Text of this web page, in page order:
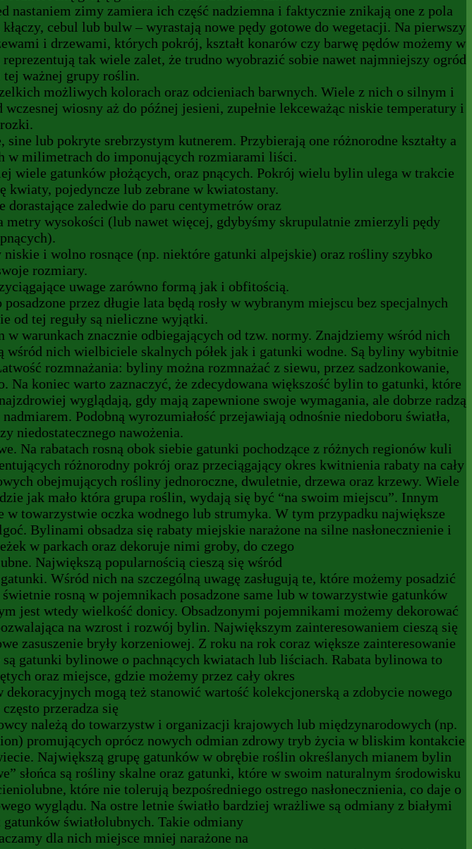
nastaniem zimy zamiera ich część nadziemna i faktycznie znikają one z pola
cebul lub bulw – wyrastają nowe pędy gotowe do wegetacji. Na pierwszy
i drzewami, których pokrój, kształt konarów czy barwę pędów możemy w
tak wiele zalet, że trudno wyobrazić sobie nawet najmniejszy ogród
ważnej grupy roślin.
możliwych kolorach oraz odcieniach barwnych. Wiele z nich o silnym i
wiosny aż do późnej jesieni, zupełnie lekceważąc niskie temperatury i
lub pokryte srebrzystym kutnerem. Przybierają one różnorodne kształty a
w milimetrach do imponujących rozmiarami liści.
gatunków płożących, oraz pnących. Pokrój wielu bylin ulega w trakcie
pojedyncze lub zebrane w kwiatostany.
zaledwie do paru centymetrów oraz
wysokości (lub nawet więcej, gdybyśmy skrupulatnie zmierzyli pędy
i wolno rosnące (np. niektóre gatunki alpejskie) oraz rośliny szybko
rozmiary.
uwage zarówno formą jak i obfitością.
przez długie lata będą rosły w wybranym miejscu bez specjalnych
od tej reguły są nieliczne wyjątki.
warunkach znacznie odbiegających od tzw. normy. Znajdziemy wśród nich
nich wielbiciele skalnych półek jak i gatunki wodne. Są byliny wybitnie
rozmnażania: byliny można rozmnażać z siewu, przez sadzonkowanie,
Na koniec warto zaznaczyć, że zdecydowana większość bylin to gatunki, które
wyglądają, gdy mają zapewnione swoje wymagania, ale dobrze radzą
Podobną wyrozumiałość przejawiają odnośnie niedoboru światła,
niedostatecznego nawożenia.
Na rabatach rosną obok siebie gatunki pochodzące z różnych regionów kuli
różnorodny pokrój oraz przeciągający okres kwitnienia rabaty na cały
obejmujących rośliny jednoroczne, dwuletnie, drzewa oraz krzewy. Wiele
jak mało która grupa roślin, wydają się być “na swoim miejscu”. Innym
towarzystwie oczka wodnego lub strumyka. W tym przypadku największe
Bylinami obsadza się rabaty miejskie narażone na silne nasłonecznienie i
w parkach oraz dekoruje nimi groby, do czego
Największą popularnością cieszą się wśród
Wśród nich na szczególną uwagę zasługują te, które możemy posadzić
rosną w pojemnikach posadzone same lub w towarzystwie gatunków
jest wtedy wielkość donicy. Obsadzonymi pojemnikami możemy dekorować
na wzrost i rozwój bylin. Największym zainteresowaniem cieszą się
zasuszenie bryły korzeniowej. Z roku na rok coraz większe zainteresowanie
gatunki bylinowe o pachnących kwiatach lub liściach. Rabata bylinowa to
oraz miejsce, gdzie możemy przez cały okres
mogą też stanowić wartość kolekcjonerską a zdobycie nowego
przeradza się
należą do towarzystw i organizacji krajowych lub międzynarodowych (np.
promujących oprócz nowych odmian zdrowy tryb życia w bliskim kontakcie
Największą grupę gatunków w obrębie roślin określanych mianem bylin
słońca są rośliny skalne oraz gatunki, które w swoim naturalnym środowisku
które nie tolerują bezpośredniego ostrego nasłonecznienia, co daje o
wyglądu. Na ostre letnie światło bardziej wrażliwe są odmiany z białymi
światłolubnych. Takie odmiany
dla nich miejsce mniej narażone na